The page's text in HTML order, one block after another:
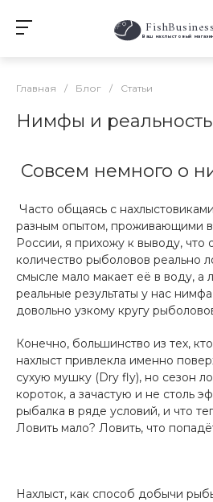
FishBusiness
Ваш нахлыстовый магазин
Главная / Блог / Статьи
Нимфы и реальность
Совсем немного о
Часто общаясь с
разным опытом, проживающими в
России, я прихожу к выводу, что
количество рыболовов реально
смысле мало макает её в воду, а
реальные результаты у нас
довольно узкому кругу
Конечно, большинство из тех,
нахлыст привлекла именно
сухую мушку (Dry fly), но сезон
короток, а зачастую и не столь
рыбалка в ряде условий, и что
Ловить мало? Ловить, что
Нахлыст, как способ добычи